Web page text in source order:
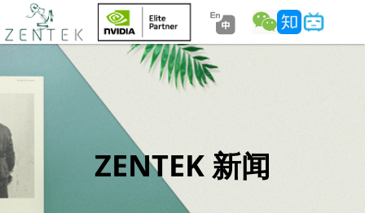
ZENTEK 新闻